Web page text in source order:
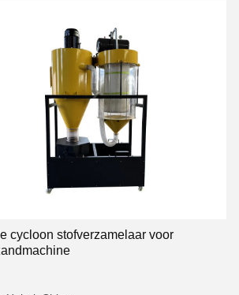
cycloon stofverzamelaar voor